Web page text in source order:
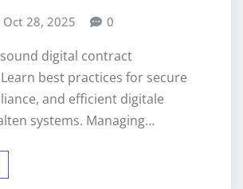
Oct 28, 2025 0
digital contract
best practices for secure
and efficient digitale
systems. Managing…